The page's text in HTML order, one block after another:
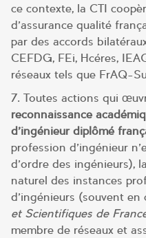
ce contexte, la CTI
d’assurance qualité
par des accords
CEFDG, FEi, Hcéres,
réseaux tels que FrAQ-
7. Toutes actions qui
reconnaissance
d’ingénieur diplômé
profession d’ingénieur
d’ordre des ingénieurs),
naturel des instances
d’ingénieurs (souvent
et Scientifiques de
membre de réseaux et